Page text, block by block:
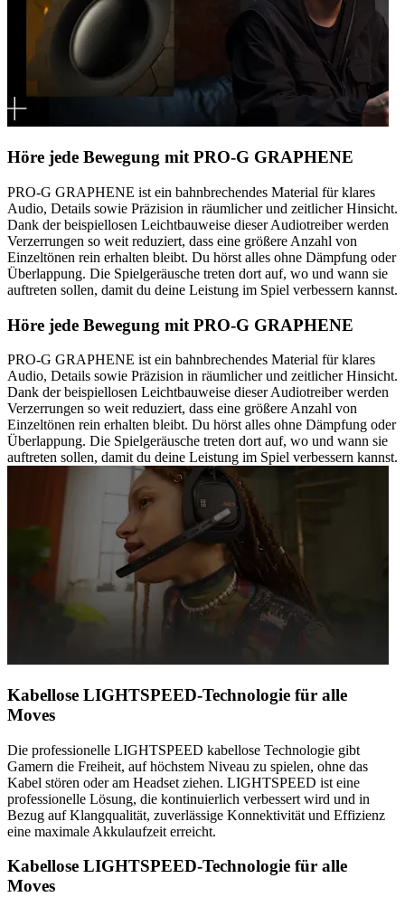
Höre jede Bewegung mit PRO-G GRAPHENE
PRO-G GRAPHENE ist ein bahnbrechendes Material für klares
Audio, Details sowie Präzision in räumlicher und zeitlicher Hinsicht.
Dank der beispiellosen Leichtbauweise dieser Audiotreiber werden
Verzerrungen so weit reduziert, dass eine größere Anzahl von
Einzeltönen rein erhalten bleibt. Du hörst alles ohne Dämpfung oder
Überlappung. Die Spielgeräusche treten dort auf, wo und wann sie
auftreten sollen, damit du deine Leistung im Spiel verbessern kannst.
Höre jede Bewegung mit PRO-G GRAPHENE
PRO-G GRAPHENE ist ein bahnbrechendes Material für klares
Audio, Details sowie Präzision in räumlicher und zeitlicher Hinsicht.
Dank der beispiellosen Leichtbauweise dieser Audiotreiber werden
Verzerrungen so weit reduziert, dass eine größere Anzahl von
Einzeltönen rein erhalten bleibt. Du hörst alles ohne Dämpfung oder
Überlappung. Die Spielgeräusche treten dort auf, wo und wann sie
auftreten sollen, damit du deine Leistung im Spiel verbessern kannst.
Kabellose LIGHTSPEED-Technologie für alle
Moves
Die professionelle LIGHTSPEED kabellose Technologie gibt
Gamern die Freiheit, auf höchstem Niveau zu spielen, ohne das
Kabel stören oder am Headset ziehen. LIGHTSPEED ist eine
professionelle Lösung, die kontinuierlich verbessert wird und in
Bezug auf Klangqualität, zuverlässige Konnektivität und Effizienz
eine maximale Akkulaufzeit erreicht.
Kabellose LIGHTSPEED-Technologie für alle
Moves